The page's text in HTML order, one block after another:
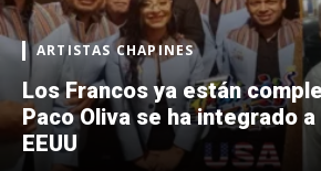
ARTISTAS CHAPINES
Los Francos ya están
Paco Oliva se ha integrado
EEUU